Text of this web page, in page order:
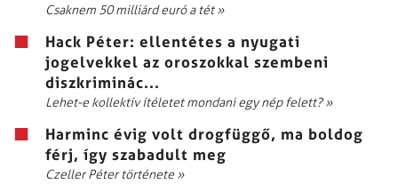
Csaknem 50 milliárd euró a tét»
Hack Péter: ellentétes a nyugati
jogelvekkel az oroszokkal szembeni
diszkriminác...
Lehet-e kollektív ítéletet mondani egy nép felett?»
Harminc évig volt drogfüggő, ma boldog
férj, így szabadult meg
Czeller Péter története »